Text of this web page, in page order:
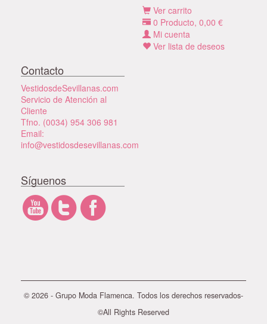
Ver carrito
0 Producto, 0,00 €
Mi cuenta
Ver lista de deseos
Contacto
VestidosdeSevillanas.com
Servicio de Atención al
Cliente
Tfno. (0034) 954 306 981
Email:
info@vestidosdesevillanas.com
Síguenos
© 2026 - Grupo Moda Flamenca. Todos los derechos reservados-
©All Rights Reserved